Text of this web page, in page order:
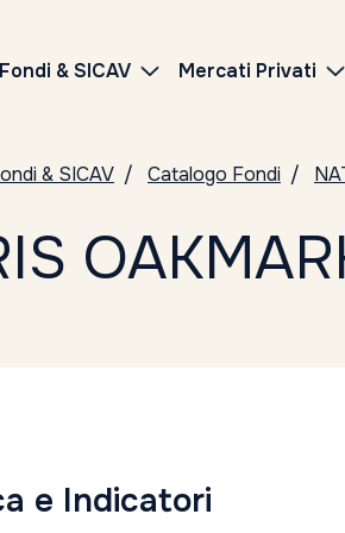
Fondi & SICAV Mercati Privati
& SICAV Catalogo Fondi
e Indicatori